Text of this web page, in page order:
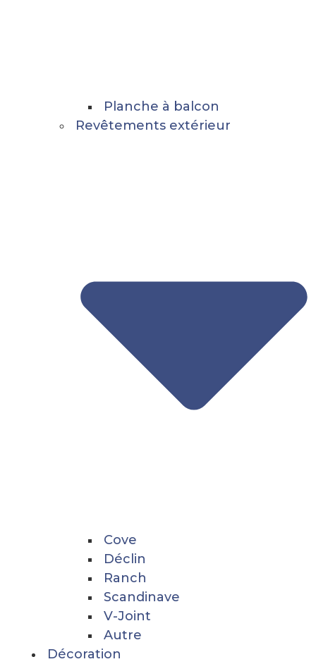
Planche à balcon
Revêtements extérieur
Cove
Déclin
Ranch
Scandinave
V-Joint
Autre
Décoration